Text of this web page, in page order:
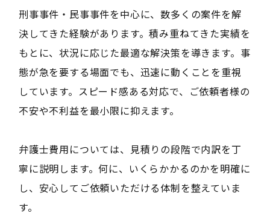
刑事事件・民事事件を中心に、数多くの案件を解
決してきた経験があります。積み重ねてきた実績を
もとに、状況に応じた最適な解決策を導きます。事
態が急を要する場面でも、迅速に動くことを重視
しています。スピード感ある対応で、ご依頼者様の
不安や不利益を最小限に抑えます。
弁護士費用については、見積りの段階で内訳を丁
寧に説明します。何に、いくらかかるのかを明確に
し、安心してご依頼いただける体制を整えていま
す。